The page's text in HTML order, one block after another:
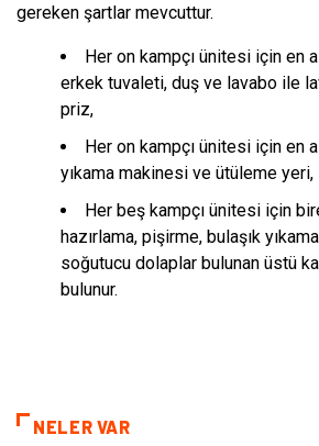
gereken şartlar mevcuttur.
Her on kampçı ünitesi için en
erkek tuvaleti, duş ve lavabo ile
priz,
Her on kampçı ünitesi için en
yıkama makinesi ve ütüleme yeri,
Her beş kampçı ünitesi için
hazırlama, pişirme, bulaşık
soğutucu dolaplar bulunan üstü
bulunur.
NELER VAR